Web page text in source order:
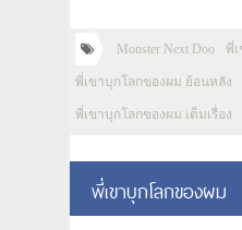
Monster Next Doo พี่
พี่เขาบุกโลกของผม ย้อนหลัง
พี่เขาบุกโลกของผม เต็มเรื่อง
พี่เขาบุกโลกของผม